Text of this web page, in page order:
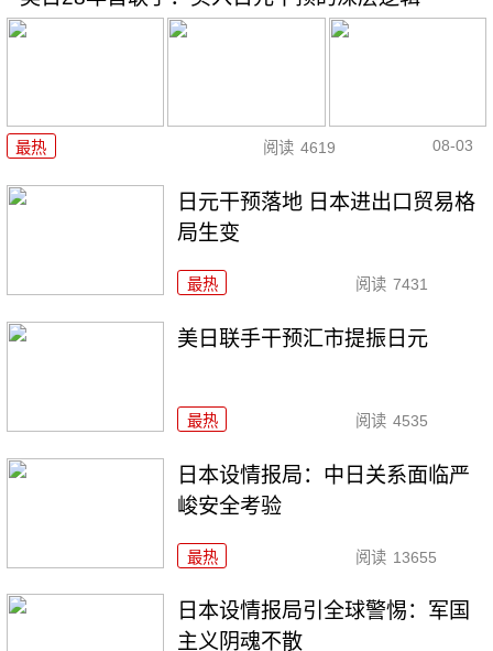
最热 阅读 4619 08-03
日元干预落地 日本进出口贸易格
局生变
最热 阅读 7431
美日联手干预汇市提振日元
最热 阅读 4535
日本设情报局：中日关系面临严
峻安全考验
最热 阅读 13655
日本设情报局引全球警惕：军国
主义阴魂不散